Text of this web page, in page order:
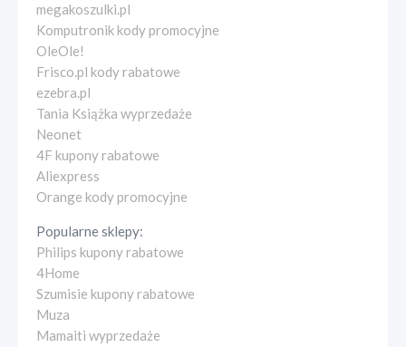
megakoszulki.pl
Komputronik kody promocyjne
OleOle!
Frisco.pl kody rabatowe
ezebra.pl
Tania Książka wyprzedaże
Neonet
4F kupony rabatowe
Aliexpress
Orange kody promocyjne
Popularne sklepy:
Philips kupony rabatowe
4Home
Szumisie kupony rabatowe
Muza
Mamaiti wyprzedaże